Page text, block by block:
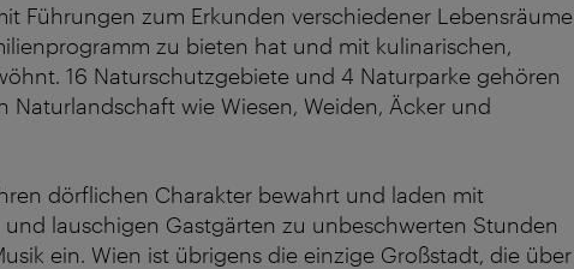
Führungen zum Erkunden verschiedener Lebensräume
zu bieten hat und mit kulinarischen,
16 Naturschutzgebiete und 4 Naturparke gehören
Naturlandschaft wie Wiesen, Weiden, Äcker und
dörflichen Charakter bewahrt und laden mit
lauschigen Gastgärten zu unbeschwerten Stunden
ein. Wien ist übrigens die einzige Großstadt, die über